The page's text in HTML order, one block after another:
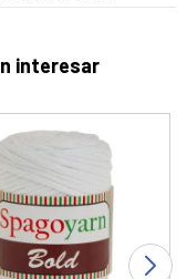
interesar